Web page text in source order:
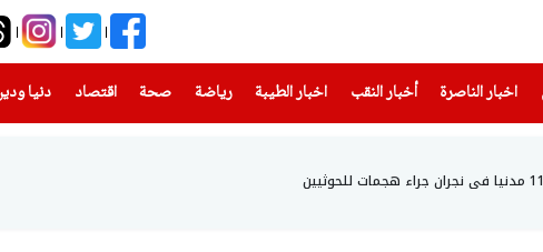
اخبار الناصرة
(current) أخبار النقب اخبار الطيبة(current) رياضة
(current) صحة(current) اقتصاد دنيا